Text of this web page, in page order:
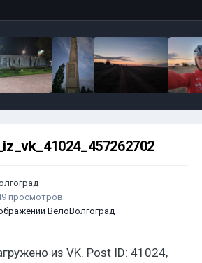
просмотров
ВелоВолгоград
из VK. Post ID: 41024,